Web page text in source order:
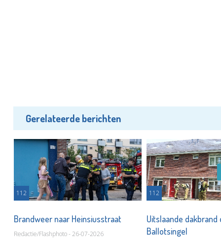
Gerelateerde berichten
112
Brandweer naar Heinsiusstraat
Redactie/Flashphoto - 26-07-2026
112
Uitslaande dakbrand
Ballotsingel